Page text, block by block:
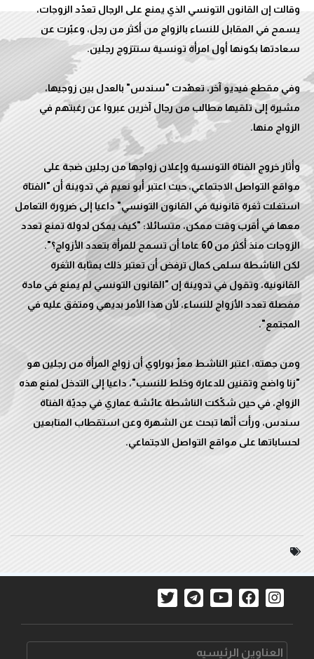
وقالت إن القانون التونسي الذي يمنع على الرجال تعدّد الزوجات،
يسمح في المقابل للنساء بالزواج من أكثر من رجل، وعبّرت عن
وفي مقطع فيديو آخر، تعهّدت "سندس" بالعدل بين زوجيها،
مشيرة إلى تلقيها مطالب من رجال آخرين عبروا عن رغبتهم في
وأثار خروج الفتاة التونسية وإعلان زواجها من رجلين ضجة على
مواقع التواصل الاجتماعي، حيث اعتبر أبو نعيم في تدوينة أن "الفتاة
استغلت ثغرة قانونية في القانون التونسي" داعيا إلى ضرورة التعامل
معها في أقرب وقت ممكن، متسائلا: "كيف يمكن لدولة تمنع تعدد
لكن الناشطة سلمى كمال ترفض أن تعتبر ذلك بمثابة الثغرة
القانونية، وتقول في تدوينة إن "القانون التونسي لم يمنع في مادة
مفصلة تعدد الأزواج للنساء، لأن هذا الأمر بديهي ومتفق عليه في
ومن جهته، اعتبر الناشط معزّ بوراوي أن زواج المرأة من رجلين هو
"زنا واضح وتقنين للدعارة وخلط للنسب"، داعيا إلى التدخل لمنع هذه
الزواج، في حين شكّكت الناشطة عائشة عماري في جديّة الفتاة
سندس، ورأت أنّها تبحث عن الشهرة وعن استقطاب المتابعين
لحساباتها على مواقع التواصل الاجتماعي.
العناوین الرئیسیه